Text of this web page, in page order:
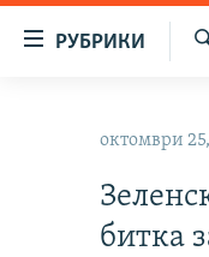
РУБРИКИ
ВИЗУЕЛНО
октомври
битка